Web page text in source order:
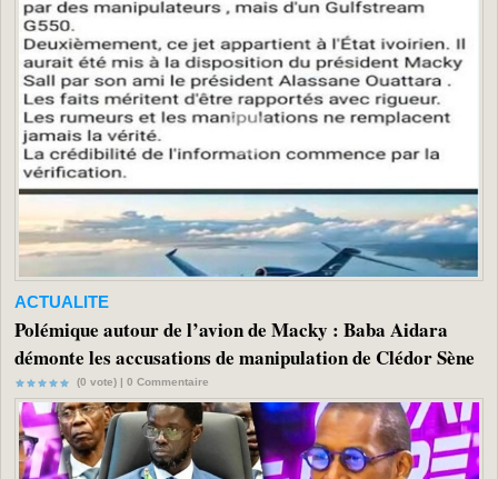
ACTUALITE
Polémique autour de l’avion de Macky : Baba Aidara
démonte les accusations de manipulation de Clédor Sène
(0 vote) | 0 Commentaire